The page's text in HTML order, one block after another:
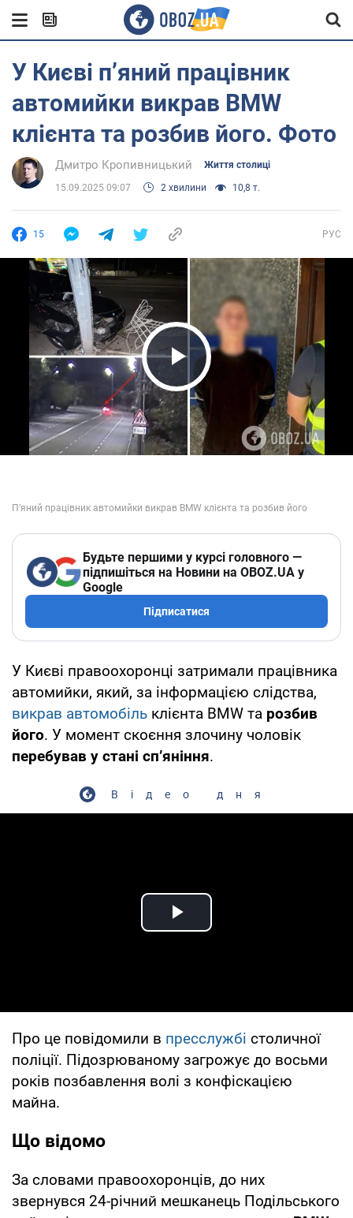
У Києві п’яний працівник
автомийки викрав BMW
клієнта та розбив його. Фото
Дмитро Кропивницький Життя столиці
15.09.2025 09:07 2 хвилини 10,8 т.
15 РУС
Play Video
Будьте першими у курсі головного —
підпишіться на Новини на OBOZ.UA у
Google
Підписатися
У Києві правоохоронці затримали працівника
автомийки, який, за інформацією слідства,
викрав автомобіль клієнта BMW та розбив
його. У момент скоєння злочину чоловік
перебував у стані сп’яніння.
Відео дня
Play Video
Про це повідомили в пресслужбі столичної
поліції. Підозрюваному загрожує до восьми
років позбавлення волі з конфіскацією
майна.
Що відомо
За словами правоохоронців, до них
звернувся 24-річний мешканець Подільського